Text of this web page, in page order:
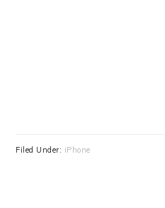
Filed Under: iPhone